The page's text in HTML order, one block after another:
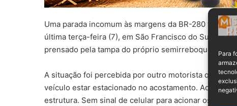
Para
Uma parada incomum às margens da BR-280
última terça-feira (7), em São Francisco do Sul. O
prensado pela tampa do próprio semirreboque.
A situação foi percebida por outro motorista que
veículo estar estacionado no acostamento. Ao se
estrutura. Sem sinal de celular para acionar os